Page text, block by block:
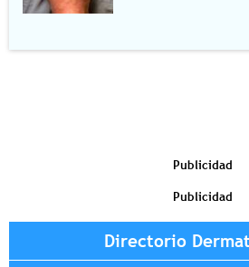
Publicidad
Publicidad
Directorio